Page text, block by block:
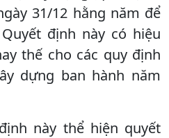
31/12 hằng năm để
định này có hiệu
thế cho các quy định
dựng ban hành năm
này thể hiện quyết